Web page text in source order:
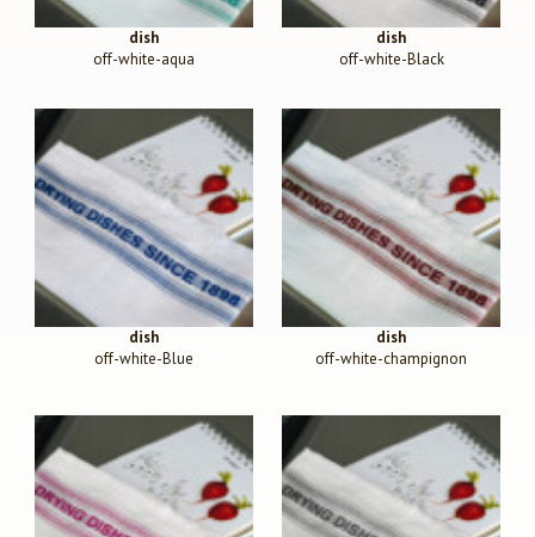
dish
off-white-aqua
dish
off-white-Black
dish
off-white-Blue
dish
off-white-champignon